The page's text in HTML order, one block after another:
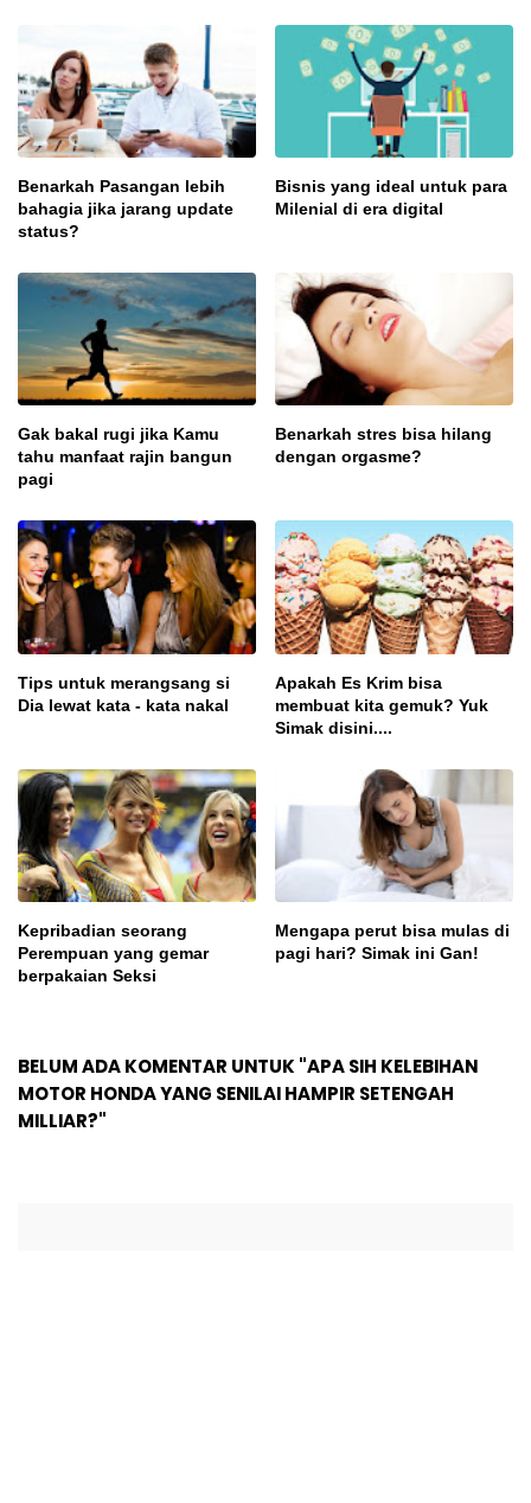
Benarkah Pasangan lebih
bahagia jika jarang update
status?
Bisnis yang ideal untuk para
Milenial di era digital
Gak bakal rugi jika Kamu
tahu manfaat rajin bangun
pagi
Benarkah stres bisa hilang
dengan orgasme?
Tips untuk merangsang si
Dia lewat kata - kata nakal
Apakah Es Krim bisa
membuat kita gemuk? Yuk
Simak disini....
Kepribadian seorang
Perempuan yang gemar
berpakaian Seksi
Mengapa perut bisa mulas di
pagi hari? Simak ini Gan!
BELUM ADA KOMENTAR UNTUK "APA SIH KELEBIHAN
MOTOR HONDA YANG SENILAI HAMPIR SETENGAH
MILLIAR?"